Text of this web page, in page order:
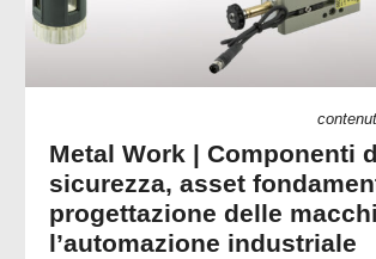
Metal Work | Componenti
sicurezza, asset
progettazione delle
l’automazione industriale